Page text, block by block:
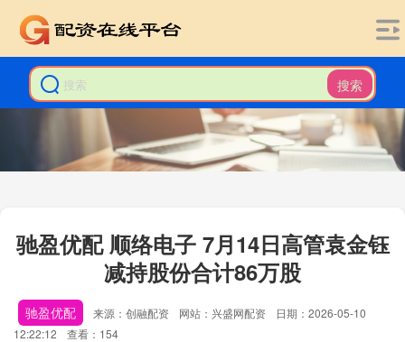
搜索
驰盈优配 顺络电子 7月14日高管袁金钰
减持股份合计86万股
驰盈优配 来源：创融配资 网站：兴盛网配资
日期：2026-05-10
12:22:12
查看：154